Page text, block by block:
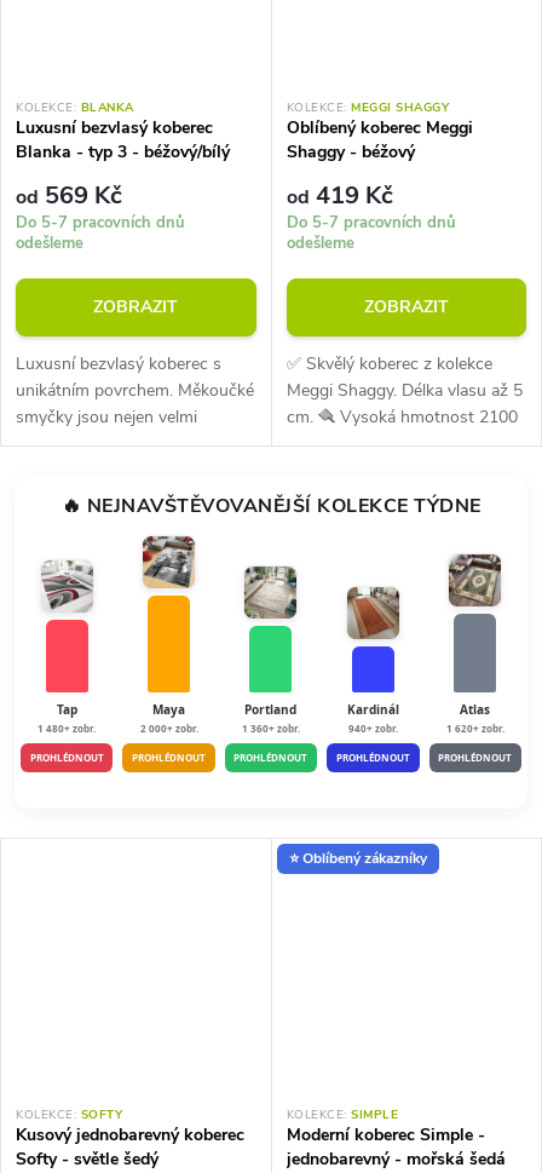
KOLEKCE: BLANKA
Luxusní bezvlasý koberec
Blanka - typ 3 - béžový/bílý
od 569 Kč
Do 5-7 pracovních dnů
odešleme
ZOBRAZIT
Luxusní bezvlasý koberec s
unikátním povrchem. Měkoučké
smyčky jsou nejen velmi
příjemné na dotek, ale také
Tloušťka koberce 10 mm.
KOLEKCE: MEGGI SHAGGY
Oblíbený koberec Meggi
Shaggy - béžový
od 419 Kč
Do 5-7 pracovních dnů
odešleme
ZOBRAZIT
✅ Skvělý koberec z kolekce
Meggi Shaggy. Délka vlasu až 5
cm. 🪮 Vysoká hmotnost 2100
g na m2. Materiál polypropylen.
vytápění. Skvělá volba, pokud...
🔥 NEJNAVŠTĚVOVANĚJŠÍ KOLEKCE TÝDNE
Tap
1 480+ zobr.
PROHLÉDNOUT
Maya
2 000+ zobr.
PROHLÉDNOUT
Portland
1 360+ zobr.
PROHLÉDNOUT
Kardinál
940+ zobr.
PROHLÉDNOUT
Atlas
1 620+ zobr.
PROHLÉDNOUT
KOLEKCE: SOFTY
Kusový jednobarevný koberec
Softy - světle šedý
⭐ Oblíbený zákazníky
KOLEKCE: SIMPLE
Moderní koberec Simple -
jednobarevný - mořská šedá